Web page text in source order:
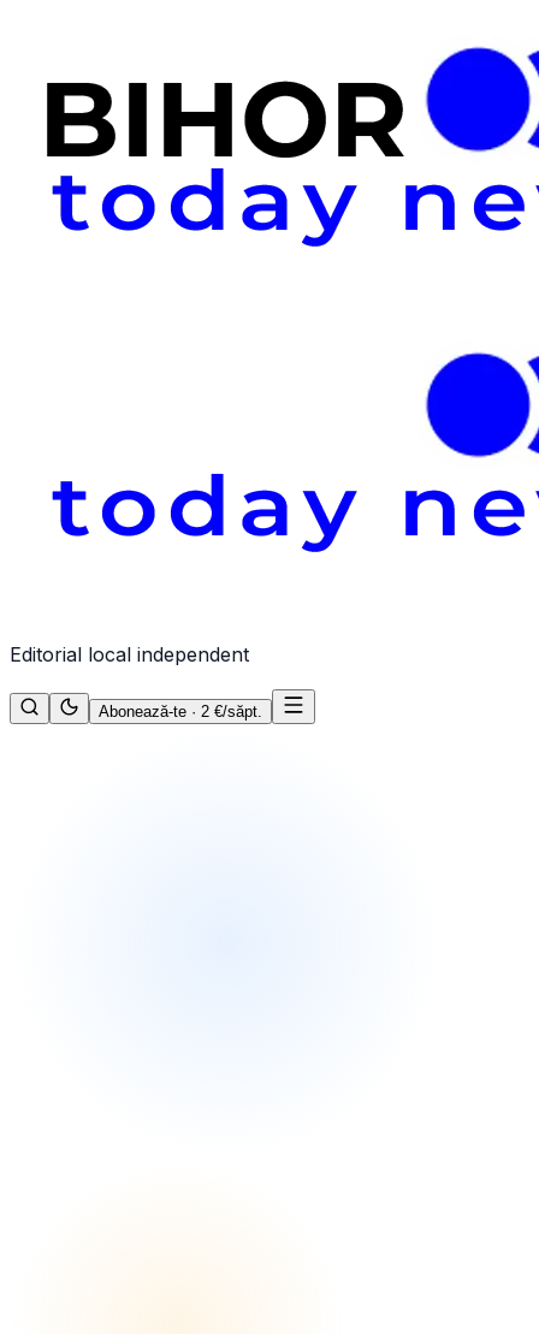
Editorial local independent
Abonează-te · 2 €/săpt.